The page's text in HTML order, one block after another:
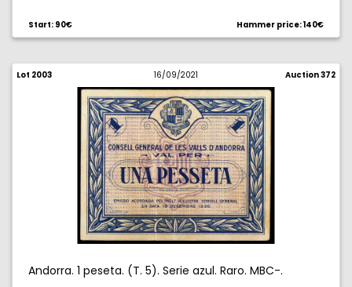
Start: 90€ Hammer price: 140€
Lot 2003 16/09/2021 Auction 372
Andorra. 1 peseta. (T. 5). Serie azul. Raro. MBC-.